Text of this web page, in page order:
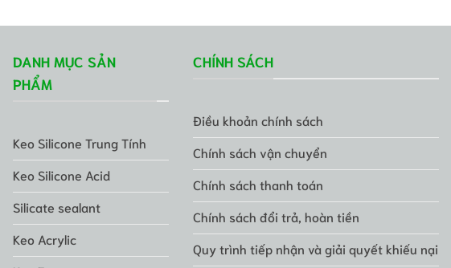
DANH MỤC SẢN
PHẨM
Keo Silicone Trung Tính
Keo Silicone Acid
Silicate sealant
Keo Acrylic
CHÍNH SÁCH
Điều khoản chính sách
Chính sách vận chuyển
Chính sách thanh toán
Chính sách đổi trả, hoàn tiền
Quy trình tiếp nhận và giải quyết khiếu nại